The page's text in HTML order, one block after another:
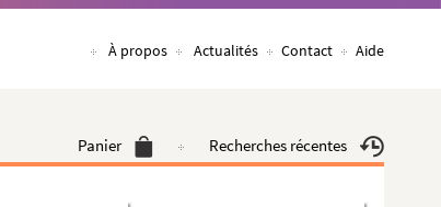
À propos Actualités Contact Aide
Panier Recherches récentes